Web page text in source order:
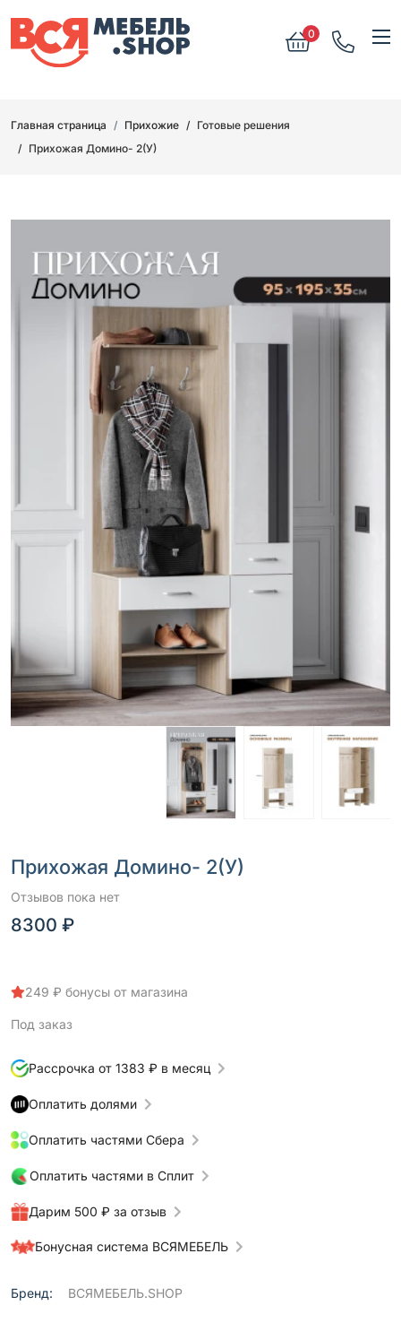
0
Главная страница Прихожие
Готовые решения
Прихожая Домино- 2(У)
Прихожая Домино- 2(У)
Отзывов пока нет
8300 ₽
249 ₽ бонусы от магазина
Под заказ
Рассрочка от 1383 ₽ в месяц
Оплатить долями
Оплатить частями Сбера
Оплатить частями в Сплит
Дарим 500 ₽ за отзыв
Бонусная система ВСЯМЕБЕЛЬ
Бренд: ВСЯМЕБЕЛЬ.SHOP